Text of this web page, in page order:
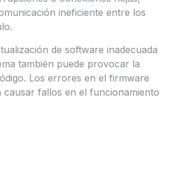
ineficiente entre los
de software inadecuada
también puede provocar la
Los errores en el firmware
causar fallos en el funcionamiento